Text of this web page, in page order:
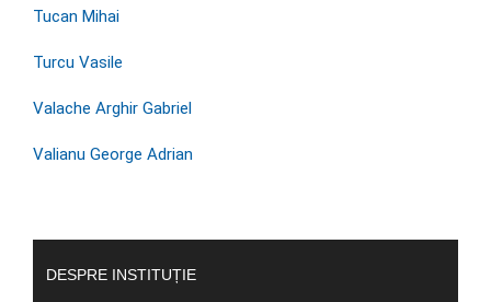
Tucan Mihai
Turcu Vasile
Valache Arghir Gabriel
Valianu George Adrian
DESPRE INSTITUȚIE